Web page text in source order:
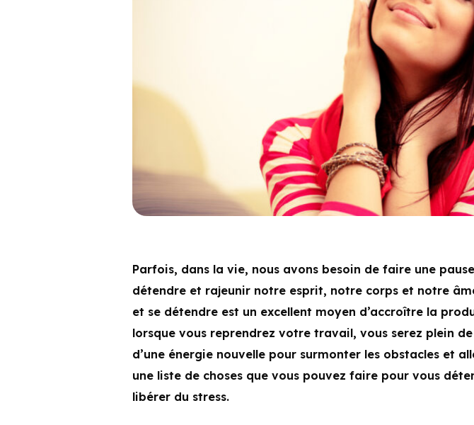
Parfois, dans la vie, nous avons besoin de faire une
détendre et rajeunir notre esprit, notre corps et notre
et se détendre est un excellent moyen d’accroître la
lorsque vous reprendrez votre travail, vous serez plein
d’une énergie nouvelle pour surmonter les obstacles et
une liste de choses que vous pouvez faire pour vous
libérer du stress.